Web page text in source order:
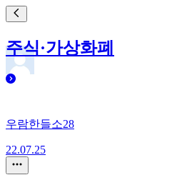
주식·가상화폐
우람한들소28
22.07.25